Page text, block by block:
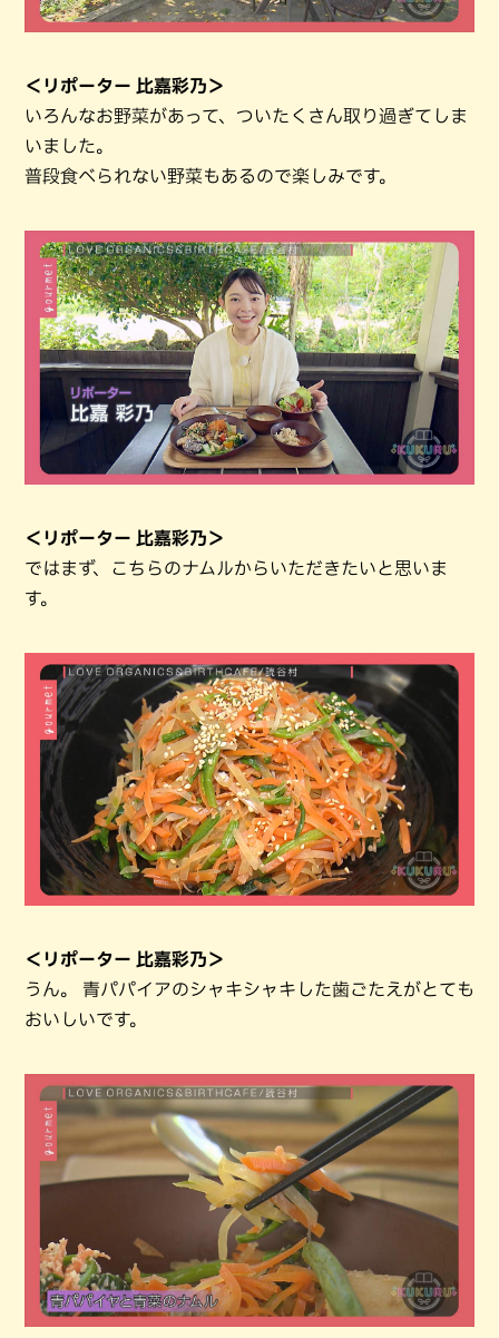
＜リポーター 比嘉彩乃＞
いろんなお野菜があって、ついたくさん取り過ぎてしま
いました。
普段食べられない野菜もあるので楽しみです。
＜リポーター 比嘉彩乃＞
ではまず、こちらのナムルからいただきたいと思いま
す。
＜リポーター 比嘉彩乃＞
うん。 青パパイアのシャキシャキした歯ごたえがとても
おいしいです。